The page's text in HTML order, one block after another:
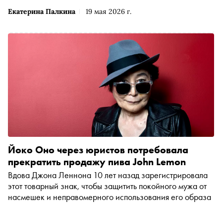
Екатерина Палкина 19 мая 2026 г.
Йоко Оно через юристов потребовала
прекратить продажу пива John Lemon
Вдова Джона Леннона 10 лет назад зарегистрировала
этот товарный знак, чтобы защитить покойного мужа от
насмешек и неправомерного использования его образа